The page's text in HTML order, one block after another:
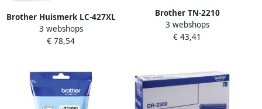
Brother Huismerk LC-427XL
Inktcartridges Multipack
(zwart + 3 kleuren)
3 webshops
€ 78,54
Brother TN-2210
tonercartridge 1 stuk(s)
Origineel Zwart (TN-2210)
3 webshops
€ 43,41